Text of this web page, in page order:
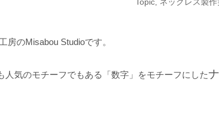
房のMisabou Studioです。
人気のモチーフでもある「数字」をモチーフにした